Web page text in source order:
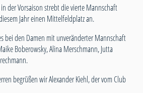
der Vorsaison strebt die vierte Mannschaft
Jahr einen Mittelfeldplatz an.
bei den Damen mit unveränderter Mannschaft
Boberowsky, Alina Merschmann, Jutta
begrüßen wir Alexander Kiehl, der vom Club